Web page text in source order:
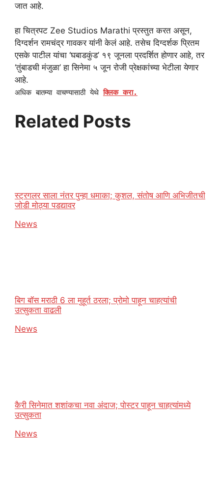
जात आहे.
हा चित्रपट Zee Studios Marathi प्रस्तुत करत असून,
दिग्दर्शन रामचंद्र गावकर यांनी केलं आहे. तसेच दिग्दर्शक प्रितम
एसके पाटील यांचा ‘घबाडकुंड’ १९ जूनला प्रदर्शित होणार आहे, तर
‘तुंबाडची मंजुळा’ हा सिनेमा ५ जून रोजी प्रेक्षकांच्या भेटीला येणार
आहे.
अधिक बातम्या वाचण्यासाठी येथेक्लिक करा.
Related Posts
स्ट्रगलर साला नंतर पुन्हा धमाका; कुशल, संतोष आणि अभिजीतची
जोडी मोठ्या पडद्यावर
In relation to
News
बिग बॉस मराठी 6 ला मुहूर्त ठरला; प्रोमो पाहून चाहत्यांची
उत्सुकता वाढली
In relation to
News
कैरी सिनेमात शशांकचा नवा अंदाज; पोस्टर पाहून चाहत्यांमध्ये
उत्सुकता
In relation to
News